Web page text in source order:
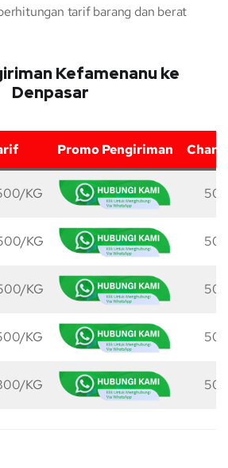
tarif barang dan berat
Kefamenanu ke
Denpasar
Promo Pengiriman
KG 50
KG 50
KG 50
KG 50
KG 50